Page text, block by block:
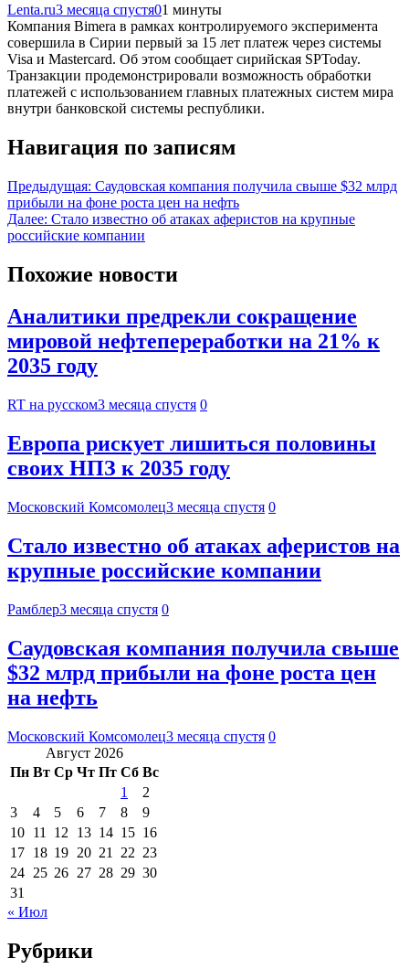
Lenta.ru3 месяца спустя01 минуты
Компания Bimera в рамках контролируемого эксперимента
совершила в Сирии первый за 15 лет платеж через системы
Visa и Mastercard. Об этом сообщает сирийская SPToday.
Транзакции продемонстрировали возможность обработки
платежей с использованием главных платежных систем мира
внутри банковской системы республики.
Навигация по записям
Предыдущая: Саудовская компания получила свыше $32 млрд
прибыли на фоне роста цен на нефть
Далее: Стало известно об атаках аферистов на крупные
российские компании
Похожие новости
Аналитики предрекли сокращение
мировой нефтепереработки на 21% к
2035 году
RT на русском3 месяца спустя 0
Европа рискует лишиться половины
своих НПЗ к 2035 году
Московский Комсомолец3 месяца спустя 0
Стало известно об атаках аферистов на
крупные российские компании
Рамблер3 месяца спустя 0
Саудовская компания получила свыше
$32 млрд прибыли на фоне роста цен
на нефть
Московский Комсомолец3 месяца спустя 0
Август 2026
Пн Вт Ср Чт Пт Сб Вс
1
2
3
4 5 6 7 8
9
10 11 12 13 14 15 16
17 18 19 20 21 22 23
24 25 26 27 28 29 30
31
« Июл
Рубрики